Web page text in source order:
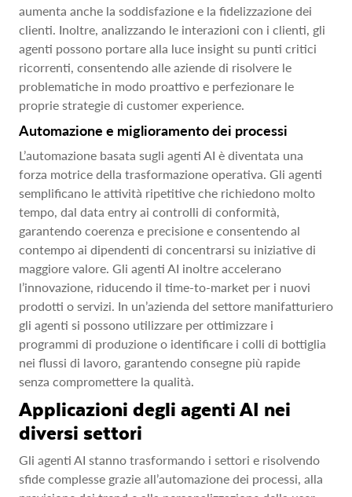
aumenta anche la soddisfazione e la fidelizzazione dei
clienti. Inoltre, analizzando le interazioni con i clienti, gli
agenti possono portare alla luce insight su punti critici
ricorrenti, consentendo alle aziende di risolvere le
problematiche in modo proattivo e perfezionare le
proprie strategie di customer experience.
Automazione e miglioramento dei processi
L’automazione basata sugli agenti AI è diventata una
forza motrice della trasformazione operativa. Gli agenti
semplificano le attività ripetitive che richiedono molto
tempo, dal data entry ai controlli di conformità,
garantendo coerenza e precisione e consentendo al
contempo ai dipendenti di concentrarsi su iniziative di
maggiore valore. Gli agenti AI inoltre accelerano
l’innovazione, riducendo il time-to-market per i nuovi
prodotti o servizi. In un’azienda del settore manifatturiero
gli agenti si possono utilizzare per ottimizzare i
programmi di produzione o identificare i colli di bottiglia
nei flussi di lavoro, garantendo consegne più rapide
senza compromettere la qualità.
Applicazioni degli agenti AI nei
diversi settori
Gli agenti AI stanno trasformando i settori e risolvendo
sfide complesse grazie all’automazione dei processi, alla